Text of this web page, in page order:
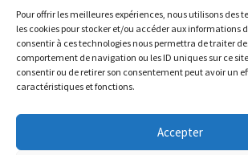
Pour offrir les meilleures expériences, nous utilisons des
les cookies pour stocker et/ou accéder aux informations
consentir à ces technologies nous permettra de traiter
comportement de navigation ou les ID uniques sur ce
consentir ou de retirer son consentement peut avoir un
caractéristiques et fonctions.
Accepter
Eric FORTIER EI
16 Rue de l'Espérance
14600 Honfleur
02 61 82 01 89